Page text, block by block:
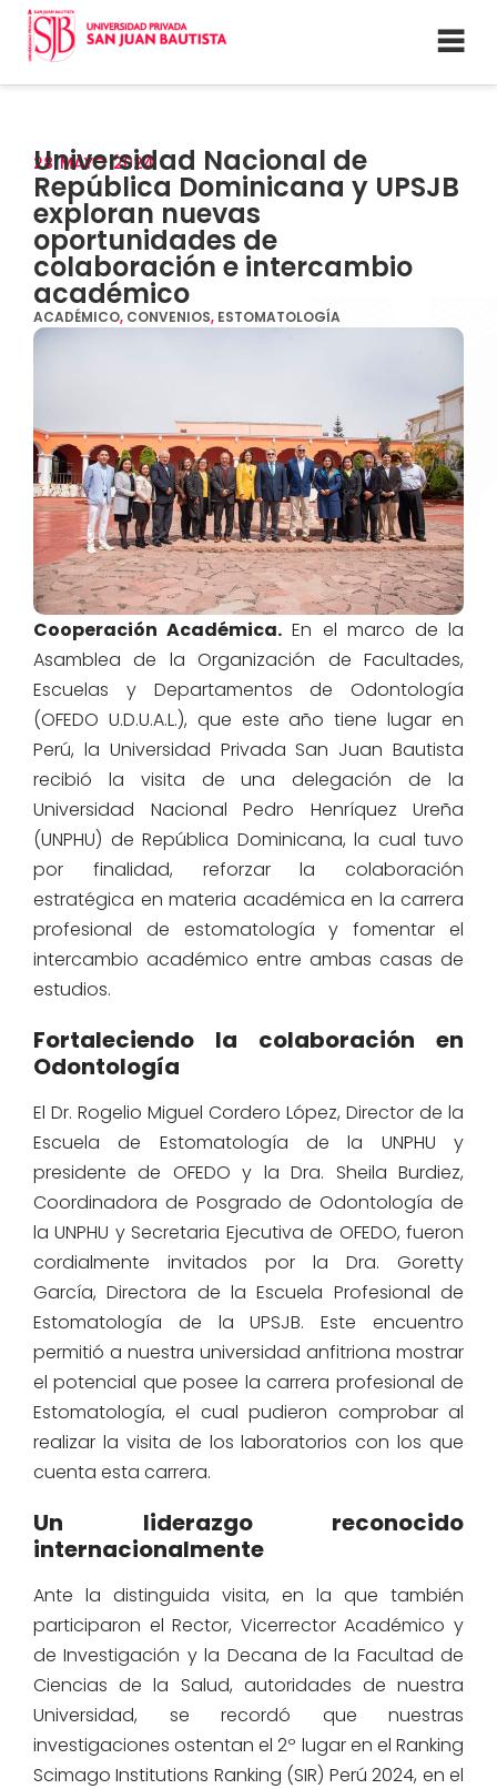
28 MAYO 2024
Universidad Nacional de
República Dominicana y UPSJB
exploran nuevas
oportunidades de
colaboración e intercambio
académico
ACADÉMICO, CONVENIOS, ESTOMATOLOGÍA
Cooperación Académica. En el marco de la
Asamblea de la Organización de Facultades,
Escuelas y Departamentos de Odontología
(OFEDO U.D.U.A.L.), que este año tiene lugar en
Perú, la Universidad Privada San Juan Bautista
recibió la visita de una delegación de la
Universidad Nacional Pedro Henríquez Ureña
(UNPHU) de República Dominicana, la cual tuvo
por finalidad, reforzar la colaboración
estratégica en materia académica en la carrera
profesional de estomatología y fomentar el
intercambio académico entre ambas casas de
estudios.
Fortaleciendo la colaboración en
Odontología
El Dr. Rogelio Miguel Cordero López, Director de la
Escuela de Estomatología de la UNPHU y
presidente de OFEDO y la Dra. Sheila Burdiez,
Coordinadora de Posgrado de Odontología de
la UNPHU y Secretaria Ejecutiva de OFEDO, fueron
cordialmente invitados por la Dra. Goretty
García, Directora de la Escuela Profesional de
Estomatología de la UPSJB. Este encuentro
permitió a nuestra universidad anfitriona mostrar
el potencial que posee la carrera profesional de
Estomatología, el cual pudieron comprobar al
realizar la visita de los laboratorios con los que
cuenta esta carrera.
Un liderazgo reconocido
internacionalmente
Ante la distinguida visita, en la que también
participaron el Rector, Vicerrector Académico y
de Investigación y la Decana de la Facultad de
Ciencias de la Salud, autoridades de nuestra
Universidad, se recordó que nuestras
investigaciones ostentan el 2º lugar en el Ranking
Scimago Institutions Ranking (SIR) Perú 2024, en el